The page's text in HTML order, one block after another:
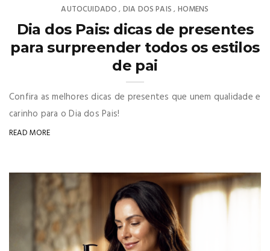
AUTOCUIDADO , DIA DOS PAIS , HOMENS
Dia dos Pais: dicas de presentes
para surpreender todos os estilos
de pai
Confira as melhores dicas de presentes que unem qualidade e
carinho para o Dia dos Pais!
READ MORE